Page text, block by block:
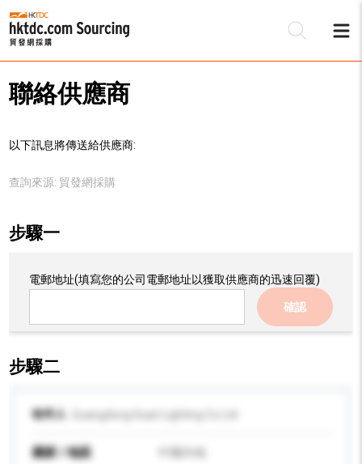
聯絡供應商
以下訊息將傳送給供應商:
查詢來源: 貿發網採購
步驟一
電郵地址(填寫您的公司電郵地址以獲取供應商的迅速回覆)
確認
步驟二
收件人
國家 / 地區